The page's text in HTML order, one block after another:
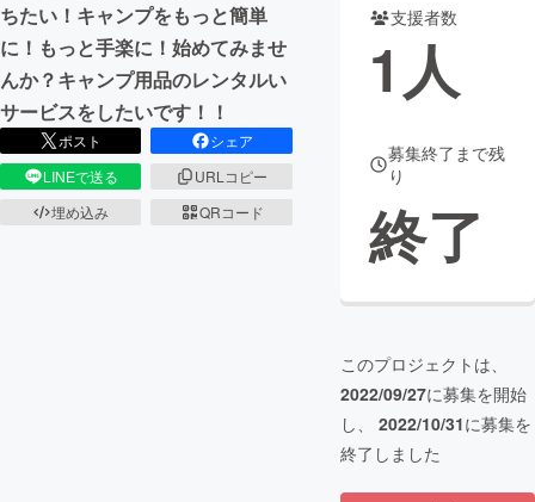
CAMPFIREふるさと納税
コミュニティ
ちたい！キャンプをもっと簡単
に！もっと手楽に！始めてみませ
んか？キャンプ用品のレンタルい
サービスをしたいです！！
ポスト
シェア
LINEで送る
URLコピー
埋め込み
QRコード
支援者数
1人
募集終了まで残
り
終了
このプロジェクトは、
2022/09/27に募集を開始
し、 2022/10/31に募集を
終了しました